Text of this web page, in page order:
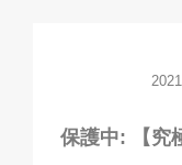
保護中: 【究